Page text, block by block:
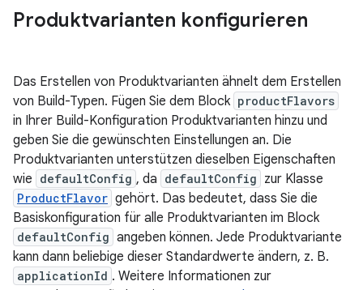
Produktvarianten konfigurieren
Das Erstellen von Produktvarianten ähnelt dem Erstellen
von Build-Typen. Fügen Sie dem Block productFlavors
in Ihrer Build-Konfiguration Produktvarianten hinzu und
geben Sie die gewünschten Einstellungen an. Die
Produktvarianten unterstützen dieselben Eigenschaften
wie defaultConfig , da defaultConfig zur Klasse
ProductFlavor gehört. Das bedeutet, dass Sie die
Basiskonfiguration für alle Produktvarianten im Block
defaultConfig angeben können. Jede Produktvariante
kann dann beliebige dieser Standardwerte ändern, z. B.
applicationId . Weitere Informationen zur